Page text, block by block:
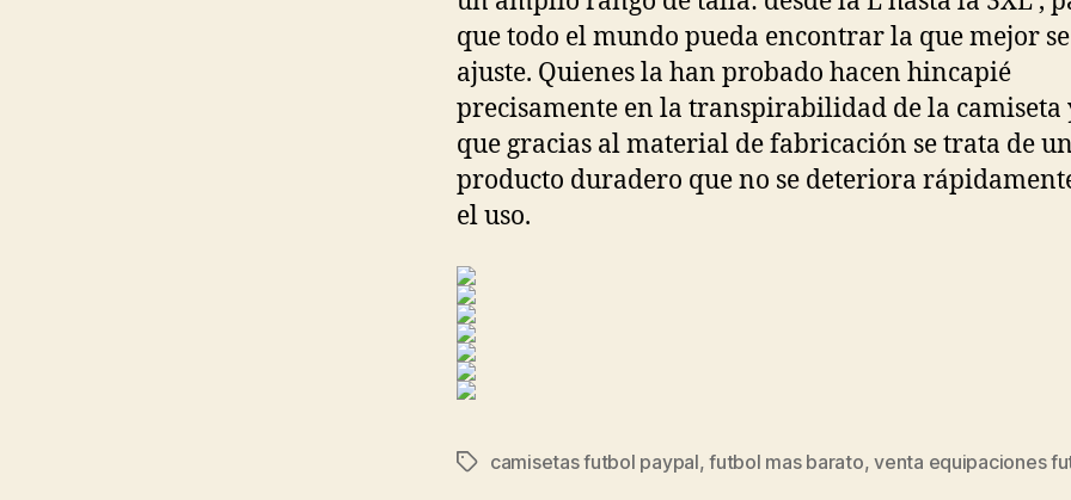
que todo el mundo pueda encontrar la que mejor
ajuste. Quienes la han probado hacen hincapié
precisamente en la transpirabilidad de la camiseta
que gracias al material de fabricación se trata de
producto duradero que no se deteriora
el uso.
Etiquetas
camisetas futbol paypal,futbol mas barato,venta equipaciones